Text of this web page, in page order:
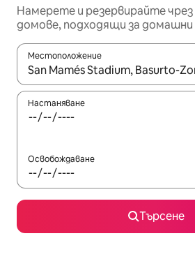
Намерете и резервирайте чрез
домове, подходящи за
Местоположение
Когато резултатите се
Настаняване
Освобождаване
Търсене